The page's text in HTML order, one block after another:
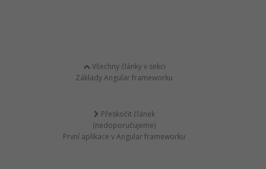
Všechny články v sekci
Základy Angular frameworku
Přeskočit článek
(nedoporučujeme)
První aplikace v Angular frameworku